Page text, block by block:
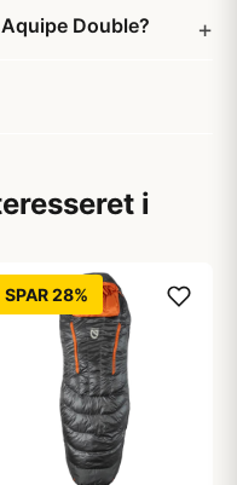
Double?
i
SPAR 28%